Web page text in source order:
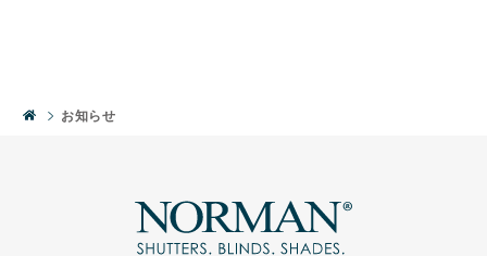
お知らせ